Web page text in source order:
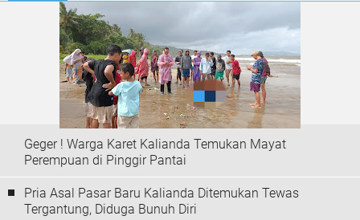
Geger ! Warga Karet Kalianda Temukan Mayat
Perempuan di Pinggir Pantai
Pria Asal Pasar Baru Kalianda Ditemukan Tewas
Tergantung, Diduga Bunuh Diri